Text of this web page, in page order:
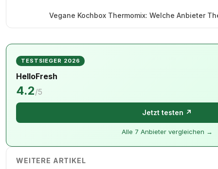
Vegane Kochbox Thermomix: Welche Anbieter
TESTSIEGER 2026
HelloFresh
4.2/5
Jetzt testen ↗
Alle 7 Anbieter vergleichen →
WEITERE ARTIKEL